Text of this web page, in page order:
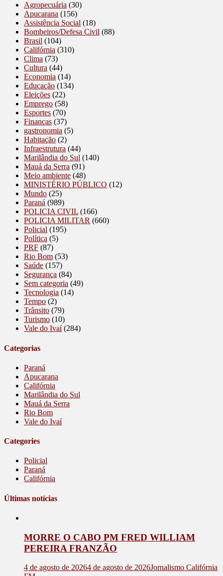
Agropecuária (30)
Apucarana (156)
Assistência Social (18)
Bombeiros/Defesa Civil (88)
Brasil (104)
Califórnia (310)
Clima (73)
Cultura (44)
Economia (14)
Educação (134)
Eleições (22)
Emprego (58)
Esportes (70)
Finanças (37)
gastronomia (5)
Habitação (2)
Infraestrutura (44)
Marilândia do Sul (140)
Mauá da Serra (91)
Meio ambiente (48)
MINISTÉRIO PÚBLICO (12)
Mundo (25)
Paraná (989)
POLICIA CIVIL (166)
POLICIA MILITAR (660)
Policial (195)
Política (5)
PRF (87)
Rio Bom (53)
Saúde (157)
Segurança (84)
Sem categoria (49)
Tecnologia (14)
Tempo (2)
Trânsito (79)
Turismo (10)
Vale do Ivaí(284)
Categorias
Paraná
Apucarana
Califórnia
Marilândia do Sul
Mauá da Serra
Rio Bom
Vale do Ivaí
Categories
Policial
Paraná
Califórnia
Últimas notícias
MORRE O CABO PM FRED WILLIAM
PEREIRA FRANZÃO
4 de agosto de 20264 de agosto de 2026Jornalismo Califórnia